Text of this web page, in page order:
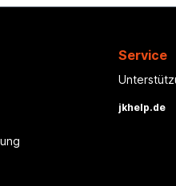
Service
jkhelp.de